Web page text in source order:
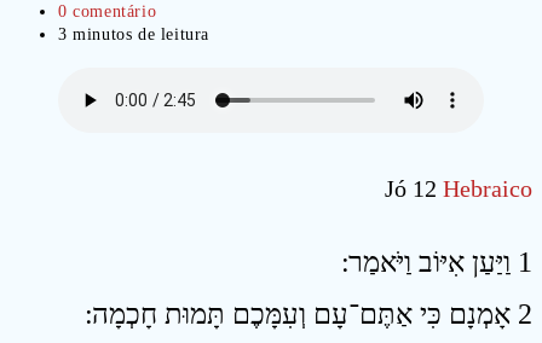
do
post:
Comentários
do
0 comentário
Tempo
3 minutos de leitura
Jó 12 Hebraico
1 וַיַּעַן אִיּוֹב וַיֹּאמַר ׃
2 אָמְנָם כִּי אַתֶּם־עָם וְעִמָּכֶם תָּמוּת חָכְמָה ׃